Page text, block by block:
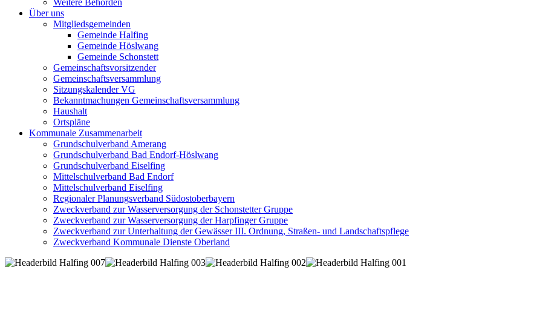
Weitere Behörden
Über uns
Mitgliedsgemeinden
Gemeinde Halfing
Gemeinde Höslwang
Gemeinde Schonstett
Gemeinschaftsvorsitzender
Gemeinschaftsversammlung
Sitzungskalender VG
Bekanntmachungen Gemeinschaftsversammlung
Haushalt
Ortspläne
Kommunale Zusammenarbeit
Grundschulverband Amerang
Grundschulverband Bad Endorf-Höslwang
Grundschulverband Eiselfing
Mittelschulverband Bad Endorf
Mittelschulverband Eiselfing
Regionaler Planungsverband Südostoberbayern
Zweckverband zur Wasserversorgung der Schonstetter Gruppe
Zweckverband zur Wasserversorgung der Harpfinger Gruppe
Zweckverband zur Unterhaltung der Gewässer III. Ordnung, Straßen- und Landschaftspflege
Zweckverband Kommunale Dienste Oberland